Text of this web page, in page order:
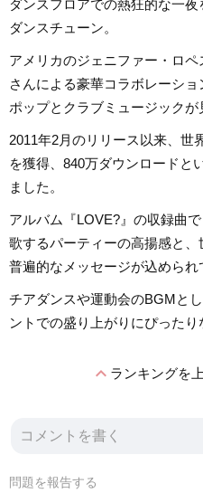
ダンスフロアでの熱狂的な一
ダンスチューン。
アメリカのジェニファー・ロ
さんによる豪華コラボレーシ
ポップとクラブミュージックが
2011年2月のリリース以来、世
を獲得、840万ダウンロードと
ました。
アルバム『LOVE?』の収録曲
歌するパーティーの高揚感と
普遍的なメッセージが込められ
チアダンスや運動会のBGMと
ントでの盛り上がりにぴったり
expand_lessランキングを
問題を報告する